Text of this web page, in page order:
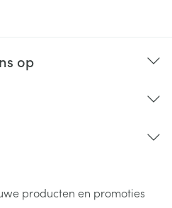
op
producten en promoties